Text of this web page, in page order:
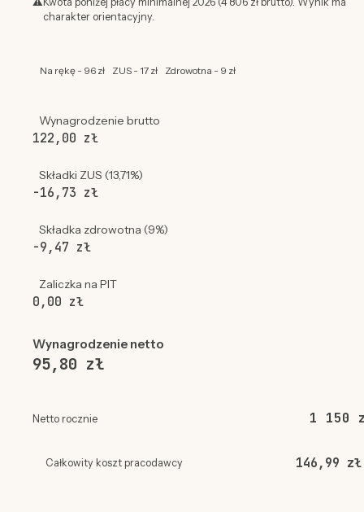
charakter orientacyjny.
Na rękę - 96 zł ZUS - 17 zł Zdrowotna - 9 zł
Wynagrodzenie brutto
122,00 zł
Składki ZUS (13,71%)
-16,73 zł
Składka zdrowotna (9%)
-9,47 zł
Zaliczka na PIT
0,00 zł
Wynagrodzenie netto
95,80 zł
Netto rocznie 1 150
Całkowity koszt pracodawcy 146,99 zł